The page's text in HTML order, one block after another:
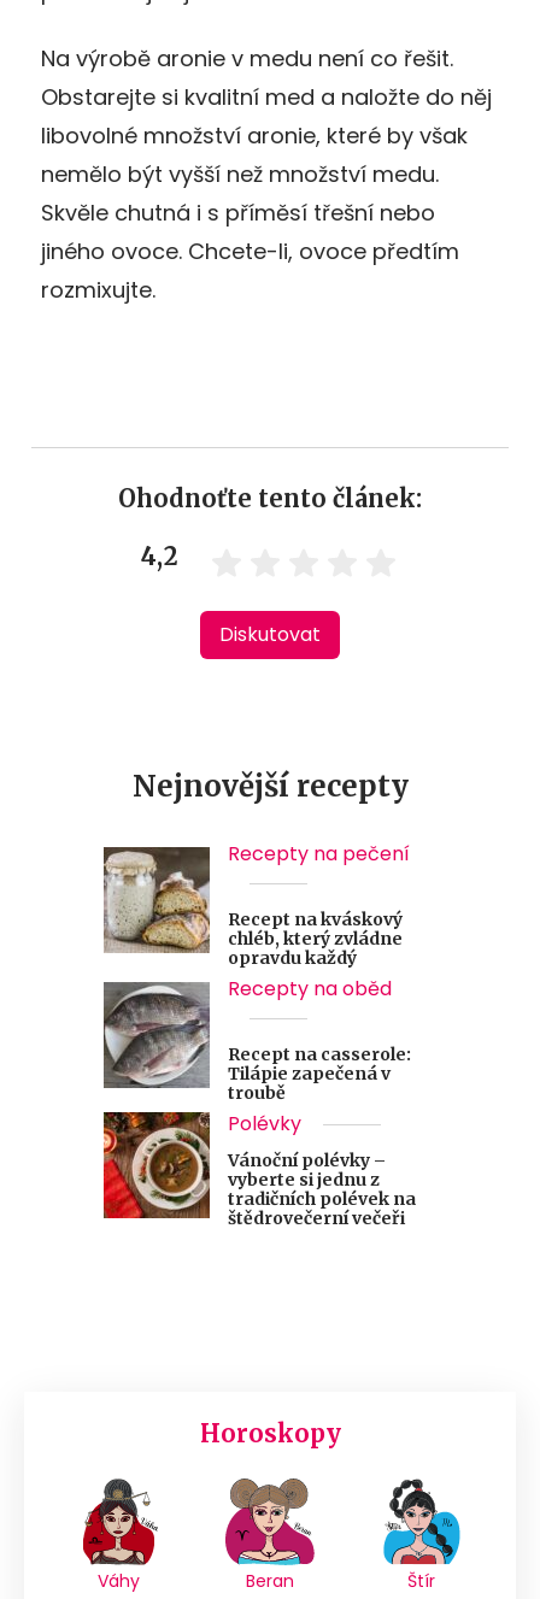
Na výrobě aronie v medu není co řešit.
Obstarejte si kvalitní med a naložte do něj
libovolné množství aronie, které by však
nemělo být vyšší než množství medu.
Skvěle chutná i s příměsí třešní nebo
jiného ovoce. Chcete-li, ovoce předtím
rozmixujte.
Ohodnoťte tento článek:
4,2
Diskutovat
Nejnovější recepty
Recepty na pečení
Recept na kváskový
chléb, který zvládne
opravdu každý
Recepty na oběd
Recept na casserole:
Tilápie zapečená v
troubě
Polévky
Vánoční polévky –
vyberte si jednu z
tradičních polévek na
štědrovečerní večeři
Horoskopy
Váhy Beran Štír